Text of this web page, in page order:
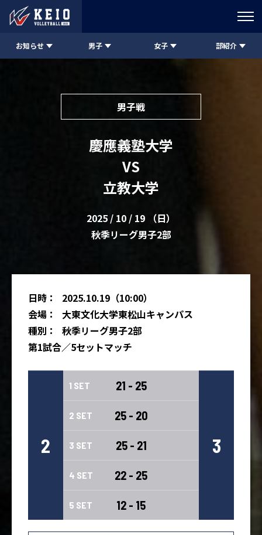
お知らせ 男子 女子 部紹介
男子戦
慶應義塾大学
VS
立教大学
2025 / 10 / 19 （日）
秋季リーグ男子2部
日時：
2025.10.19（10:00）
会場：
大東文化大学東松山キャンパス
種別：
秋季リーグ男子2部
第1試合／5セットマッチ
2
1 SET 21 - 25
3
2 SET 25 - 20
3 SET 25 - 21
4 SET 22 - 25
5 SET 12 - 15